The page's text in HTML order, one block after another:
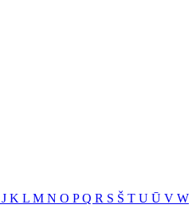
J K L M N O PQ R S Š T U Ū V W